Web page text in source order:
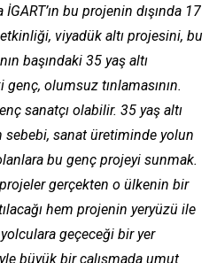
İGART’ın bu projenin dışında 17
viyadük altı projesini, bu
başındaki 35 yaş altı
genç, olumsuz tınlamasının.
sanatçı olabilir. 35 yaş altı
sebebi, sanat üretiminde yolun
bu genç projeyi sunmak.
gerçekten o ülkenin bir
hem projenin yeryüzü ile
geçeceği bir yer
büyük bir çalışmada umut